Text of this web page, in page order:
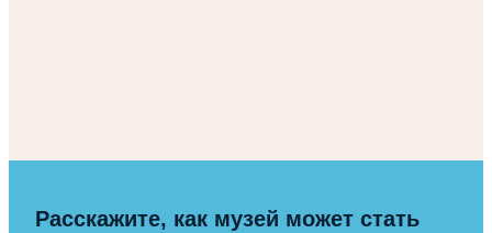
Расскажите, как музей может стать